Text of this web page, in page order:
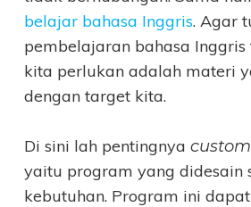
belajar bahasa Inggris. Agar
pembelajaran bahasa Inggris
kita perlukan adalah materi
dengan target kita.
Di sini lah pentingnya
yaitu program yang didesain
kebutuhan. Program ini